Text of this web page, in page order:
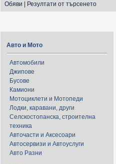
Обяви Резултати от търсенето
Авто и Мото
Автомобили
Джипове
Бусове
Камиони
Мотоциклети и Мотопеди
Лодки, каравани, други
Селскостопанска, строителна
техника
Авточасти и Аксесоари
Автосервизи и Автоуслуги
Авто Разни